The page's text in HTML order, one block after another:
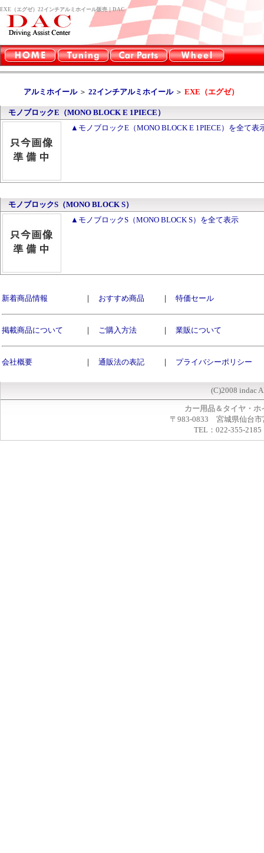
EXE（エグゼ）22インチアルミホイール販売｜DAC
アルミホイール＞ 22インチアルミホイール＞ EXE（エグゼ）
モノブロックE（MONO BLOCK E 1PIECE）
▲モノブロックE（MONO BLOCK E 1PIECE）を全て表
モノブロックS（MONO BLOCK S）
▲モノブロックS（MONO BLOCK S）を全て表示
新着商品情報 ｜ おすすめ商品 ｜ 特価セール
掲載商品について ｜ ご購入方法 ｜ 業販について
会社概要 ｜ 通販法の表記 ｜ プライバシーポリシー
(C)2008 indac
カー用品＆タイヤ・
〒983-0833 宮城県仙台市
TEL：022-355-